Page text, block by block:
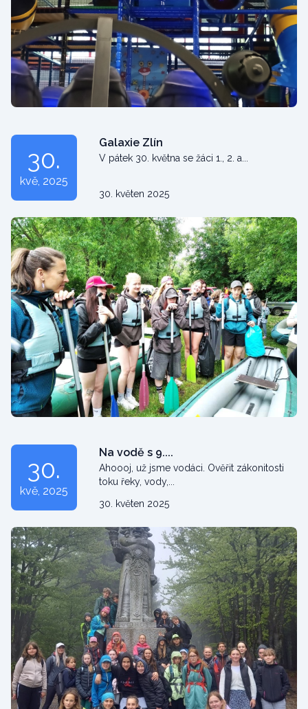
30.
kvě, 2025
Galaxie Zlín
V pátek 30. května se žáci 1., 2. a...
30. květen 2025
30.
kvě, 2025
Na vodě s 9....
Ahoooj, už jsme vodáci. Ověřit zákonitosti
toku řeky, vody,...
30. květen 2025